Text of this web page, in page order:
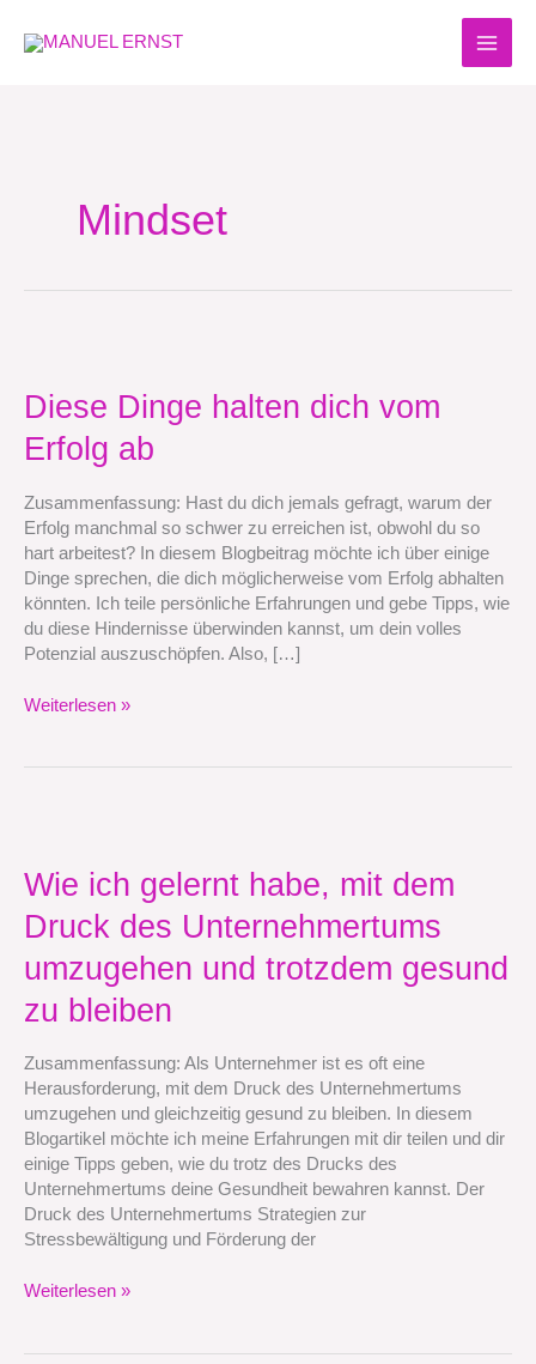
Inhalt
Mindset
Diese Dinge halten dich vom
Erfolg ab
Zusammenfassung: Hast du dich jemals gefragt, warum der
Erfolg manchmal so schwer zu erreichen ist, obwohl du so
hart arbeitest? In diesem Blogbeitrag möchte ich über einige
Dinge sprechen, die dich möglicherweise vom Erfolg abhalten
könnten. Ich teile persönliche Erfahrungen und gebe Tipps, wie
du diese Hindernisse überwinden kannst, um dein volles
Potenzial auszuschöpfen. Also, […]
halten
dich
vom
ab
Weiterlesen »
Wie ich gelernt habe, mit dem
Druck des Unternehmertums
umzugehen und trotzdem gesund
zu bleiben
Zusammenfassung: Als Unternehmer ist es oft eine
Herausforderung, mit dem Druck des Unternehmertums
umzugehen und gleichzeitig gesund zu bleiben. In diesem
Blogartikel möchte ich meine Erfahrungen mit dir teilen und dir
einige Tipps geben, wie du trotz des Drucks des
Unternehmertums deine Gesundheit bewahren kannst. Der
Druck des Unternehmertums Strategien zur
Stressbewältigung und Förderung der
gelernt
habe,
mit
Druck
Unternehmertums
und
trotzdem
gesund
zu
bleiben
Weiterlesen »